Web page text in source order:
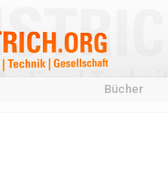
Bücher